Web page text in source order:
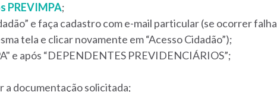
PREVIMPA;
e faça cadastro com e-mail particular (se ocorrer falha
tela e clicar novamente em “Acesso Cidadão”);
e após “DEPENDENTES PREVIDENCIÁRIOS”;
a documentação solicitada;